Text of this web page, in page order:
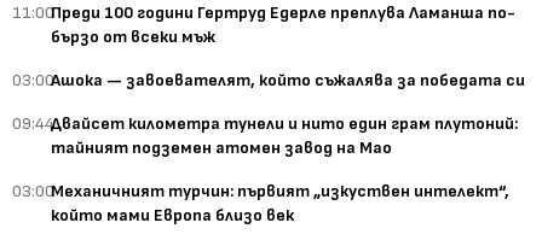
11:00Преди 100 години Гертруд Едерле преплува Ламанша по-
бързо от всеки мъж
03:00Ашока — завоевателят, който съжалява за победата си
09:44Двайсет километра тунели и нито един грам плутоний:
тайният подземен атомен завод на Мао
03:00Механичният турчин: първият „изкуствен интелект“,
който мами Европа близо век